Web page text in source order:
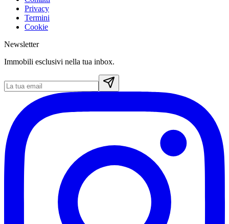
Privacy
Termini
Cookie
Newsletter
Immobili esclusivi nella tua inbox.